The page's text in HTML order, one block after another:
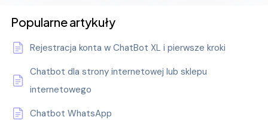
Popularne artykuły
Rejestracja konta w ChatBot XL i pierwsze kroki
Chatbot dla strony internetowej lub sklepu
internetowego
Chatbot WhatsApp